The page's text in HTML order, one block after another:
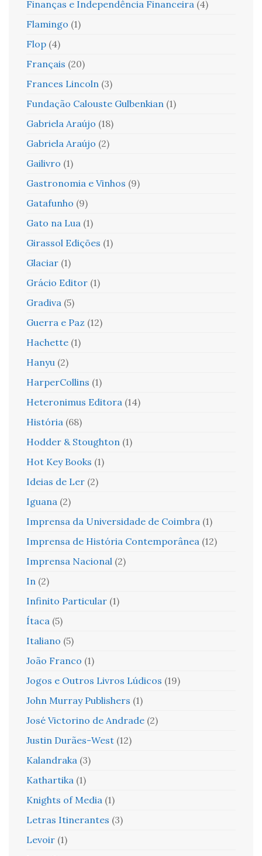
Finanças e Independência Financeira (4)
Flamingo (1)
Flop (4)
Français (20)
Frances Lincoln (3)
Fundação Calouste Gulbenkian (1)
Gabriela Araújo (18)
Gabriela Araújo (2)
Gailivro (1)
Gastronomia e Vinhos (9)
Gatafunho (9)
Gato na Lua (1)
Girassol Edições (1)
Glaciar (1)
Grácio Editor (1)
Gradiva (5)
Guerra e Paz (12)
Hachette (1)
Hanyu (2)
HarperCollins (1)
Heteronimus Editora (14)
História (68)
Hodder & Stoughton (1)
Hot Key Books (1)
Ideias de Ler (2)
Iguana (2)
Imprensa da Universidade de Coimbra (1)
Imprensa de História Contemporânea (12)
Imprensa Nacional (2)
In (2)
Infinito Particular (1)
Ítaca (5)
Italiano (5)
João Franco (1)
Jogos e Outros Livros Lúdicos (19)
John Murray Publishers (1)
José Victorino de Andrade (2)
Justin Durães-West (12)
Kalandraka (3)
Kathartika (1)
Knights of Media (1)
Letras Itinerantes (3)
Levoir (1)